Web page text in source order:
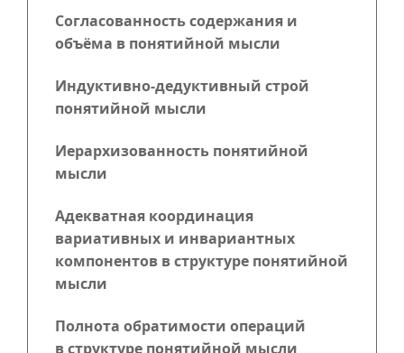
Согласованность содержания и
объёма в понятийной мысли
Индуктивно-дедуктивный строй
понятийной мысли
Иерархизованность понятийной
мысли
Адекватная координация
вариативных и инвариантных
компонентов в структуре понятийной
мысли
Полнота обратимости операций
в структуре понятийной мысли